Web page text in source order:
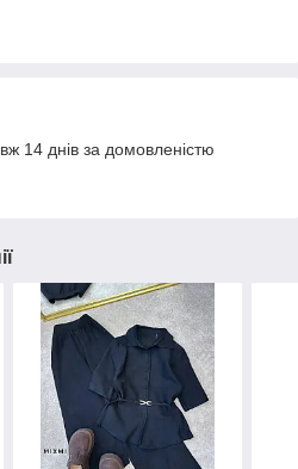
14 днів за домовленістю